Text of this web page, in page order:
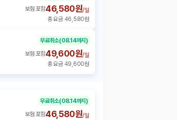
보험 포함46,580원/일
총 요금 46,580원
무료취소(08.14까지)
보험 포함49,600원/일
총 요금 49,600원
무료취소(08.14까지)
보험 포함46,580원/일